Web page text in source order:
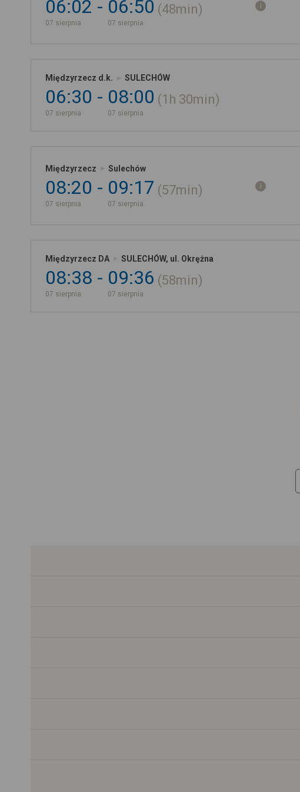
06:02
07 sierpnia
06:50
07 sierpnia
48min
Międzyrzecz d.k. SULECHÓW
06:30
07 sierpnia
08:00
07 sierpnia
1h 30min
Międzyrzecz Sulechów
08:20
07 sierpnia
09:17
07 sierpnia
57min
Międzyrzecz DA SULECHÓW, ul. Okrężna
08:38
07 sierpnia
09:36
07 sierpnia
58min